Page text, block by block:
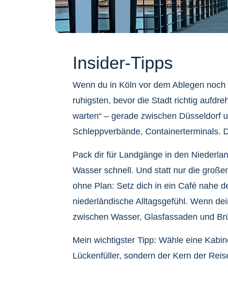
Insider-Tipps
Wenn du in Köln vor dem Ablegen
ruhigsten, bevor die Stadt richtig
warten“ – gerade zwischen Düsseldorf
Schleppverbände, Containerterminals.
Pack dir für Landgänge in den
Wasser schnell. Und statt nur die
ohne Plan: Setz dich in ein Café nahe
niederländische Alltagsgefühl. Wenn
zwischen Wasser, Glasfassaden und
Mein wichtigster Tipp: Wähle eine
Lückenfüller, sondern der Kern der